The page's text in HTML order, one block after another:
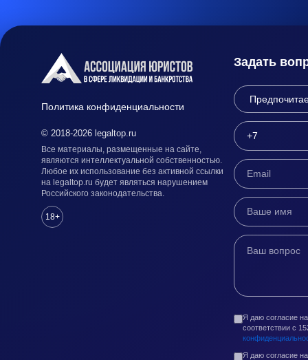
Политика конфиденциальности
© 2018-2026 legaltop.ru
Все материалы, размещенные на сайте,
являются интеллектуальной собственностью.
Любое их использование без активной ссылки
на legaltop.ru будет являться нарушением
Российского законодательства.
18+
Задать
Я даю согласие
соответствии с
Я даю согласие